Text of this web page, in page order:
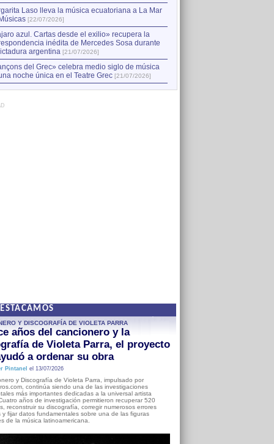
Laso lleva la música ecuatoriana a La Mar
[22/07/2026]
azul. Cartas desde el exilio» recupera la
inédita de Mercedes Sosa durante
argentina [21/07/2026]
del Grec» celebra medio siglo de música
noche única en el Teatre Grec [21/07/2026]
Y DISCOGRAFÍA DE VIOLETA PARRA
años del cancionero y la
de Violeta Parra, el proyecto
a ordenar su obra
Pintanel el 13/07/2026
y Discografía de Violeta Parra, impulsado por
continúa siendo una de las investigaciones
más importantes dedicadas a la universal artista
años de investigación permitieron recuperar 520
reconstruir su discografía, corregir numerosos errores
y fijar datos fundamentales sobre una de las figuras
de la música latinoamericana.